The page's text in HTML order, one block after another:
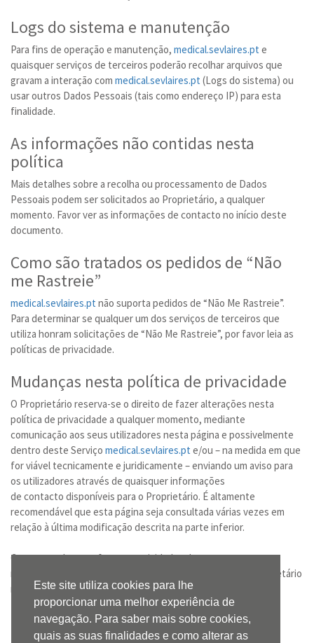
Este site utiliza cookies para lhe
proporcionar uma melhor experiência de
navegação. Para saber mais sobre cookies,
quais as suas finalidades e como alterar as
Logs do sistema e manutenção
Para fins de operação e manutenção, medical.sevlaires.pt e
quaisquer serviços de terceiros poderão recolhar arquivos que
gravam a interação com medical.sevlaires.pt (Logs do sistema) ou
usar outros Dados Pessoais (tais como endereço IP) para esta
finalidade.
As informações não contidas nesta
política
Mais detalhes sobre a recolha ou processamento de Dados
Pessoais podem ser solicitados ao Proprietário, a qualquer
momento. Favor ver as informações de contacto no início deste
documento.
Como são tratados os pedidos de “Não
me Rastreie”
medical.sevlaires.pt não suporta pedidos de “Não Me Rastreie”.
Para determinar se qualquer um dos serviços de terceiros que
utiliza honram solicitações de “Não Me Rastreie”, por favor leia as
políticas de privacidade.
Mudanças nesta política de privacidade
O Proprietário reserva-se o direito de fazer alterações nesta
política de privacidade a qualquer momento, mediante
comunicação aos seus utilizadores nesta página e possivelmente
dentro deste Serviço medical.sevlaires.pt e/ou – na medida em que
for viável tecnicamente e juridicamente – enviando um aviso para
os utilizadores através de quaisquer informações
de contacto disponíveis para o Proprietário. É altamente
recomendável que esta página seja consultada várias vezes em
relação à última modificação descrita na parte inferior.
Caso as mudanças afetem as atividades de processamento
realizadas com base no consentimento do Utilizador, o Proprietário
recolhará novo consentimento do Utilizador, onde for exigida.
Definições e referências jurídicas